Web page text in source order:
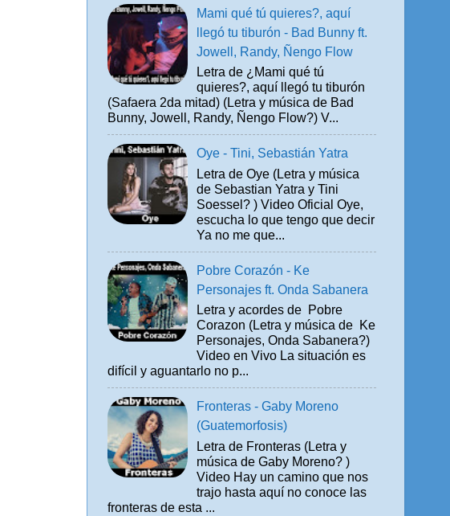
Mami qué tú quieres?, aquí
llegó tu tiburón - Bad Bunny ft.
Jowell, Randy, Ñengo Flow
Letra de ¿Mami qué tú
quieres?, aquí llegó tu tiburón
(Safaera 2da mitad) (Letra y música de Bad
Bunny, Jowell, Randy, Ñengo Flow?) V...
Oye - Tini, Sebastián Yatra
Letra de Oye (Letra y música
de Sebastian Yatra y Tini
Soessel? ) Video Oficial Oye,
escucha lo que tengo que decir
Ya no me que...
Pobre Corazón - Ke
Personajes ft. Onda Sabanera
Letra y acordes de Pobre
Corazon (Letra y música de Ke
Personajes, Onda Sabanera?)
Video en Vivo La situación es
difícil y aguantarlo no p...
Fronteras - Gaby Moreno
(Guatemorfosis)
Letra de Fronteras (Letra y
música de Gaby Moreno? )
Video Hay un camino que nos
trajo hasta aquí no conoce las
fronteras de esta ...